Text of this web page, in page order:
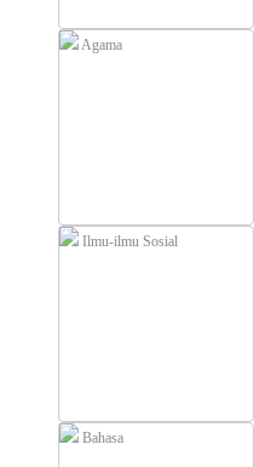
Agama
Ilmu-ilmu Sosial
Bahasa